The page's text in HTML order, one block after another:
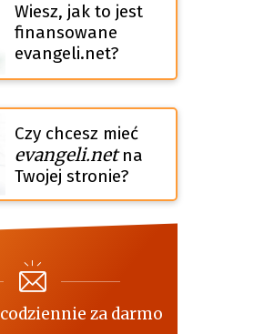
Wiesz, jak to jest
finansowane
evangeli.net?
Czy chcesz mieć
evangeli.netna
Twojej stronie?
za darmo